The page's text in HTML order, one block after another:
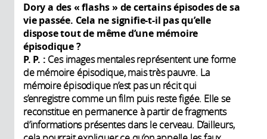
Dory a des « flashs » de certains épisodes de sa
vie passée. Cela ne signifie-t-il pas qu’elle
dispose tout de même d’une mémoire
épisodique?
P. P. : Ces images mentales représentent une forme
de mémoire épisodique, mais très pauvre. La
mémoire épisodique n’est pas un récit qui
s’enregistre comme un film puis reste figée. Elle se
reconstitue en permanence à partir de fragments
d’informations présentes dans le cerveau. D’ailleurs,